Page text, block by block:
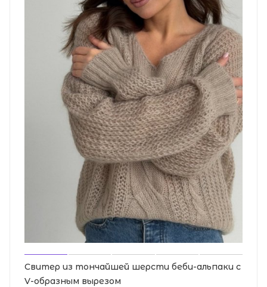
Свитер из тончайшей шерсти беби-альпаки с
V-образным вырезом